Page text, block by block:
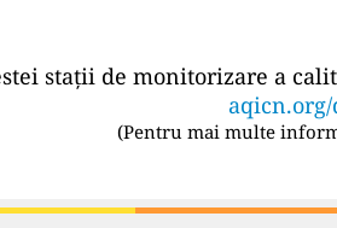
stații de monitorizare a
(Pentru mai multe